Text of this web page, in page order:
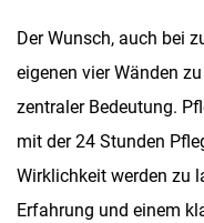
Der Wunsch, auch bei
eigenen vier Wänden
zentraler Bedeutung.
mit der 24 Stunden
Wirklichkeit werden zu
Erfahrung und einem